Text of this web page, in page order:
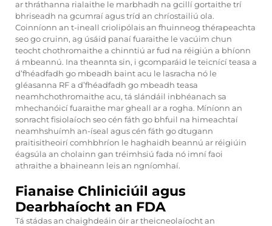
ar thráthanna rialaithe le marbhadh na gcillí gortaithe trí
bhriseadh na gcumraí agus tríd an chríostailiú ola.
Coinníonn an t-ineall criolipólais an fhuinneog thérapeachta
seo go cruinn, ag úsáid panaí fuaraithe le vacúim chun
teocht chothromaithe a chinntiú ar fud na réigiún a bhíonn
á mbeannú. Ina theannta sin, i gcomparáid le teicnící teasa a
d’fhéadfadh go mbeadh baint acu le lasracha nó le
gléasanna RF a d’fhéadfadh go mbeadh teasa
neamhchothromaithe acu, tá slándáil inbhéanach sa
mhechanóicí fuaraithe mar gheall ar a rogha. Míníonn an
sonracht fisiolaíoch seo cén fáth go bhfuil na himeachtaí
neamhshuímh an-íseal agus cén fáth go dtugann
praitisitheoirí comhbhríon le haghaidh beannú ar réigiúin
éagsúla an cholainn gan tréimhsiú fada nó imní faoi
athraithe a bhaineann leis an ngníomhaí.
Fianaise Chliniciúil agus
Dearbhaíocht an FDA
Tá stádas an chaighdeáin óir ar theicneolaíocht an